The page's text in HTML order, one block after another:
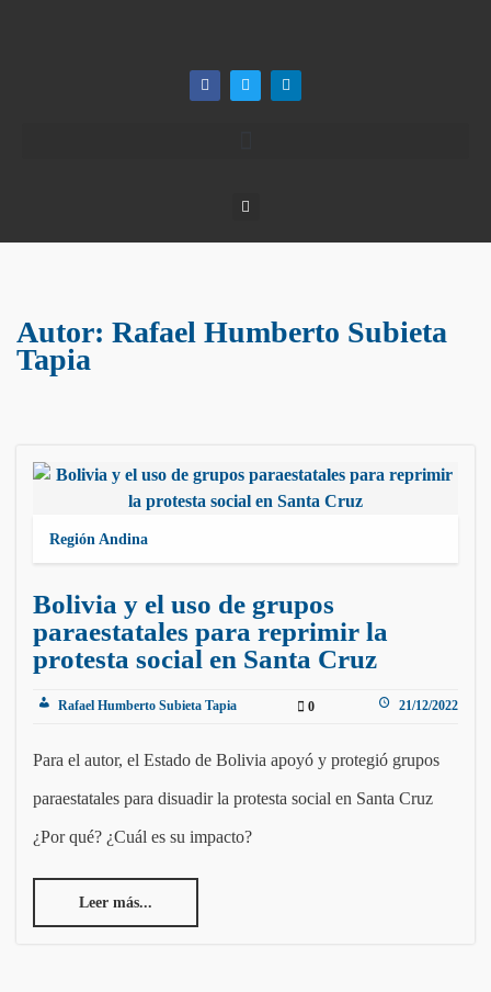
Autor: Rafael Humberto Subieta
Tapia
Región Andina
Bolivia y el uso de grupos
paraestatales para reprimir la
protesta social en Santa Cruz
Rafael Humberto Subieta Tapia 0 21/12/2022
Para el autor, el Estado de Bolivia apoyó y protegió grupos
paraestatales para disuadir la protesta social en Santa Cruz
¿Por qué? ¿Cuál es su impacto?
Leer más...